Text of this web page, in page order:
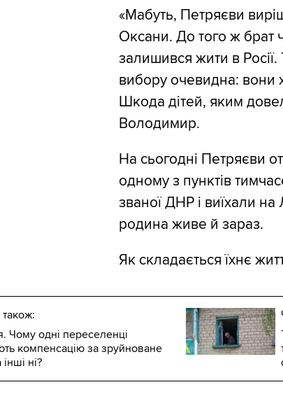
«Мабуть, Петряєви
Оксани. До того ж брат
залишився жити в
вибору очевидна: вони
Шкода дітей, яким
Володимир.
На сьогодні Петряєви
одному з пунктів
званої ДНР і виїхали
родина живе й зараз.
Як складається їхнє
також:
Чому одні переселенці
компенсацію за зруйноване
ні?